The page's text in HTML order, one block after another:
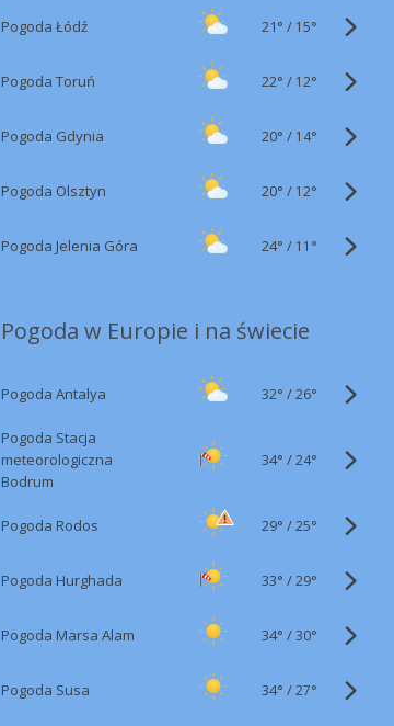
Pogoda Łódź 21° / 15°
Pogoda Toruń 22° / 12°
Pogoda Gdynia 20° / 14°
Pogoda Olsztyn 20° / 12°
Pogoda Jelenia Góra 24° / 11°
Pogoda w Europie i na świecie
Pogoda Antalya 32° /26°
Pogoda Stacja
meteorologiczna
Bodrum
34° /24°
Pogoda Rodos 29° /25°
Pogoda Hurghada 33° /29°
Pogoda Marsa Alam 34° /30°
Pogoda Susa 34° /27°